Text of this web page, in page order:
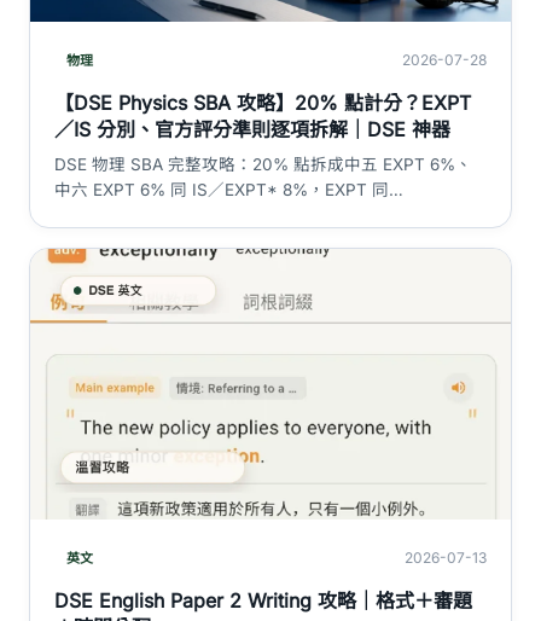
物理 2026-07-28
【DSE Physics SBA 攻略】20% 點計分？EXPT
／IS 分別、官方評分準則逐項拆解｜DSE 神器
DSE 物理 SBA 完整攻略：20% 點拆成中五 EXPT 6%、
中六 EXPT 6% 同 IS／EXPT* 8%，EXPT 同
分準則全部列清楚。重讀生、插班生、自修生安排一併講
明。
英文 2026-07-13
DSE English Paper 2 Writing 攻略｜格式＋審題